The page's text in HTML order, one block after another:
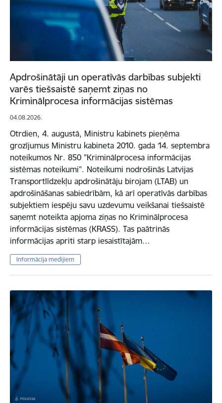
Apdrošinātāji un operatīvās darbības subjekti
varēs tiešsaistē saņemt ziņas no
Kriminālprocesa informācijas sistēmas
04.08.2026.
Otrdien, 4. augustā, Ministru kabinets pieņēma
grozījumus Ministru kabineta 2010. gada 14. septembra
noteikumos Nr. 850 "Kriminālprocesa informācijas
sistēmas noteikumi". Noteikumi nodrošinās Latvijas
Transportlīdzekļu apdrošinātāju birojam (LTAB) un
apdrošināšanas sabiedrībām, kā arī operatīvās darbības
subjektiem iespēju savu uzdevumu veikšanai tiešsaistē
saņemt noteikta apjoma ziņas no Kriminālprocesa
informācijas sistēmas (KRASS). Tas paātrinās
informācijas apriti starp iesaistītajām…
Informācija medijiem